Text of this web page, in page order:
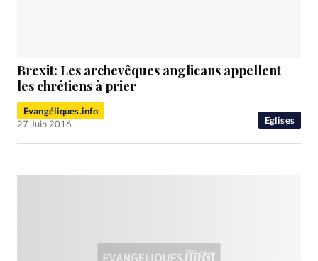
Eglises
Brexit: Les archevêques anglicans appellent
les chrétiens à prier
Evangéliques.info
27 Juin 2016